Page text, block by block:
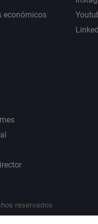
económicos
reservados